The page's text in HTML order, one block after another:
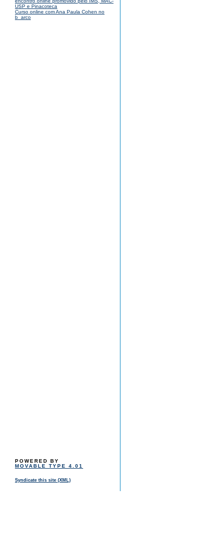
USP e Pinacoteca
Curso online com Ana Paula Cohen no
b_arco
POWERED BY
MOVABLE TYPE 4.01
Syndicate this site (XML)